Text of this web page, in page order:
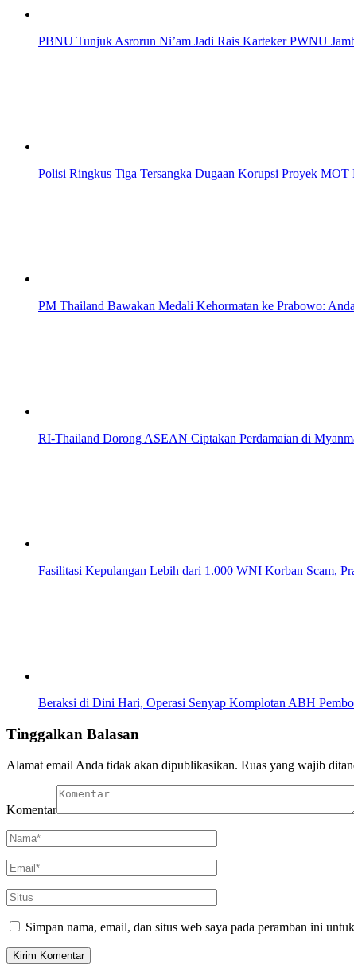
PBNU Tunjuk Asrorun Ni’am Jadi Rais Karteker PWNU
Polisi Ringkus Tiga Tersangka Dugaan Korupsi Proyek
PM Thailand Bawakan Medali Kehormatan ke Prabowo:
RI-Thailand Dorong ASEAN Ciptakan Perdamaian di
Fasilitasi Kepulangan Lebih dari 1.000 WNI Korban Scam,
Beraksi di Dini Hari, Operasi Senyap Komplotan ABH
Tinggalkan Balasan
Alamat email Anda tidak akan dipublikasikan. Ruas yang wajib
Komentar
Simpan nama, email, dan situs web saya pada peramban ini